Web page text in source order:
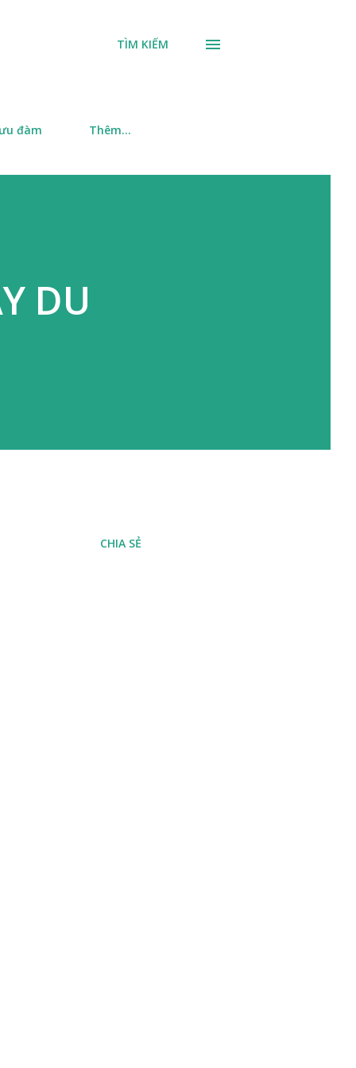
TÌM KIẾM
đàm Thêm…
DU
CHIA SẺ